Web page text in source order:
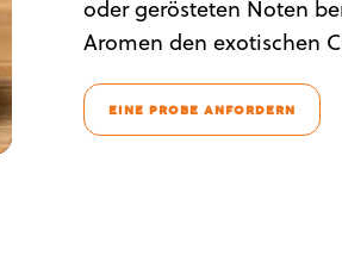
oder gerösteten Noten
Aromen den exotischen
EINE PROBE ANFORDERN